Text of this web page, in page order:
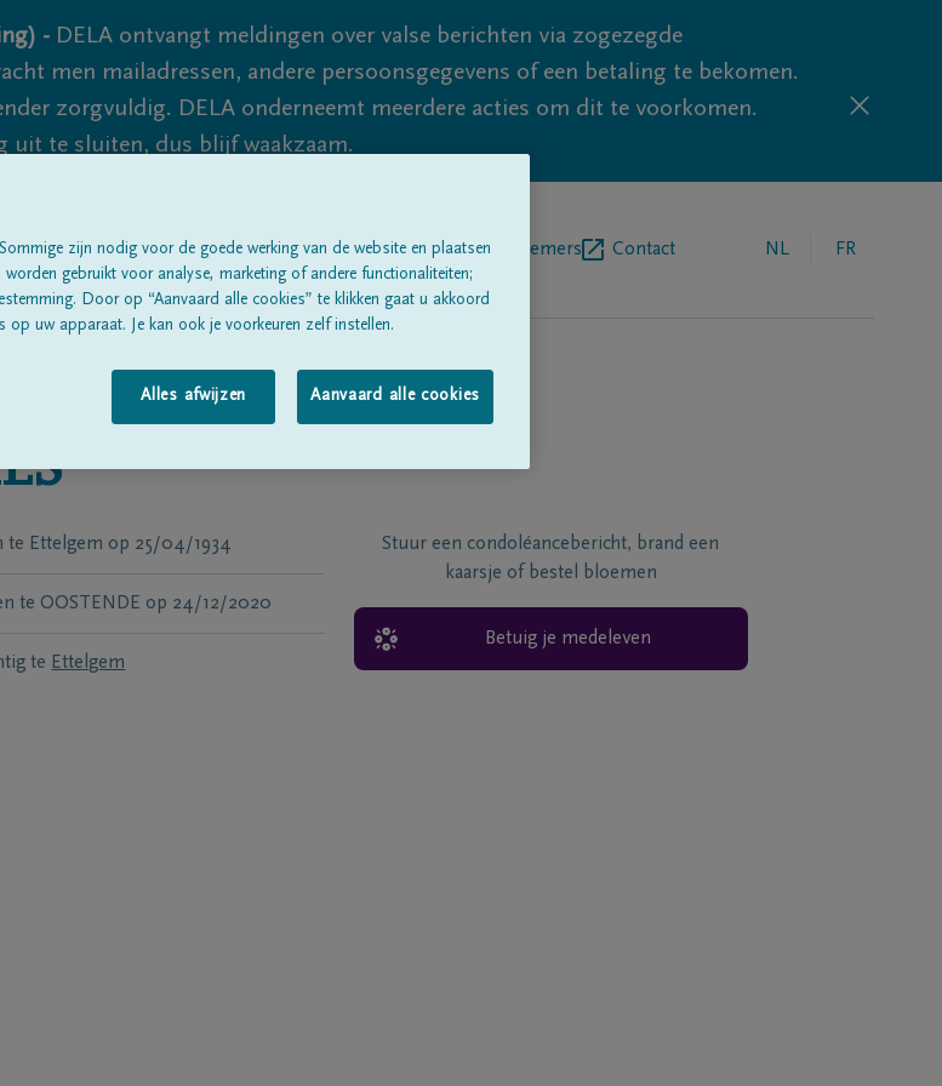
- DELA ontvangt meldingen over valse berichten via zogezegde
men mailadressen, andere persoonsgegevens of een betaling te bekomen.
zorgvuldig. DELA onderneemt meerdere acties om dit te voorkomen.
uit te sluiten, dus blijf waakzaam.
Alle rouwberichtenOver onsBegrafenisondernemers Contact NL FR
te Ettelgem op 25/04/1934
te OOSTENDE op 24/12/2020
te Ettelgem
Stuur een condoléancebericht, brand een
kaarsje of bestel bloemen
Betuig je medeleven
zijn nodig voor de goede werking van de website en plaatsen
gebruikt voor analyse, marketing of andere functionaliteiten;
Door op “Aanvaard alle cookies” te klikken gaat u akkoord
op uw apparaat. Je kan ook je voorkeuren zelf instellen.
Alles afwijzen Aanvaard alle cookies